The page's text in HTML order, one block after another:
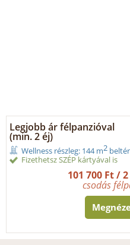
Legjobb ár félpanzióval
(min. 2 éj)
Wellness részleg: 144 m2
Fizethetsz SZÉP kártyával is
101 700 Ft /
csodás